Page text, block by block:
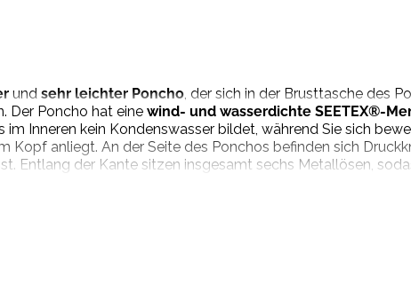
und sehr leichter Poncho, der sich in der Brusttasche des
Der Poncho hat eine wind- und wasserdichte SEETEX®-
Inneren kein Kondenswasser bildet, während Sie sich
Kopf anliegt. An der Seite des Ponchos befinden sich
Entlang der Kante sitzen insgesamt sechs Metallösen,
benötigen. Er wird mit vier starken elastischen Schnüren in